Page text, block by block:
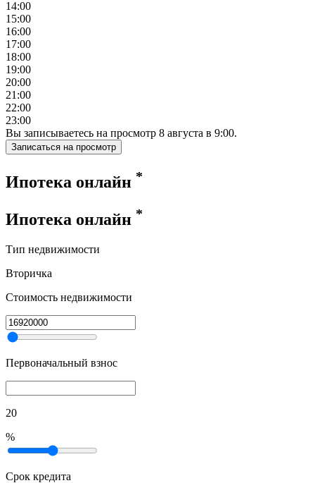
14:00
15:00
16:00
17:00
18:00
19:00
20:00
21:00
22:00
23:00
Вы записываетесь на просмотр 8 августа в 9:00.
Записаться на просмотр
Ипотека онлайн *
Ипотека онлайн *
Тип недвижимости
Вторичка
Стоимость недвижимости
Первоначальный взнос
20
%
Срок кредита